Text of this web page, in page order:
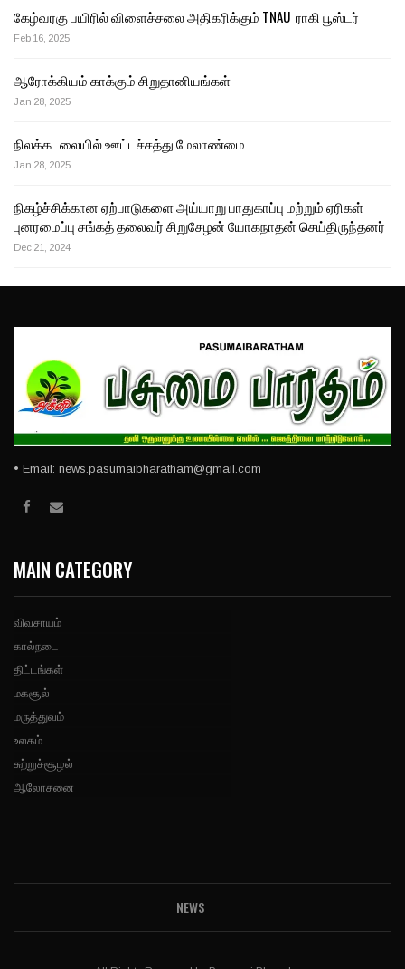
கேழ்வரகு பயிரில் விளைச்சலை அதிகரிக்கும் TNAU ராகி பூஸ்டர்
Feb 16, 2025
ஆரோக்கியம் காக்கும் சிறுதானியங்கள்
Jan 28, 2025
நிலக்கடலையில் ஊட்டச்சத்து மேலாண்மை
Jan 28, 2025
நிகழ்ச்சிக்கான ஏற்பாடுகளை அய்யாறு பாதுகாப்பு மற்றும் ஏரிகள்
புனரமைப்பு சங்கத் தலைவர் சிறுசேழன் யோகநாதன் செய்திருந்தனர்
Dec 21, 2024
• Email: news.pasumaibharatham@gmail.com
MAIN CATEGORY
விவசாயம்
கால்நடை
திட்டங்கள்
மகசூல்
மருத்துவம்
உலகம்
சுற்றுச்சூழல்
ஆலோசனை
NEWS